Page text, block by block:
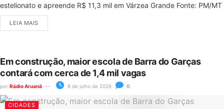
estelionato e apreende R$ 11,3 mil em Várzea Grande Fonte: PM/MT
LEIA MAIS
Em construção, maior escola de Barra do Garças
contará com cerca de 1,4 mil vagas
por Rádio Aruanã 8 de julho de 2026 0
CIDADES